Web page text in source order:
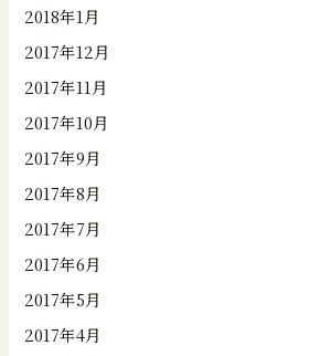
2018年1月
2017年12月
2017年11月
2017年10月
2017年9月
2017年8月
2017年7月
2017年6月
2017年5月
2017年4月